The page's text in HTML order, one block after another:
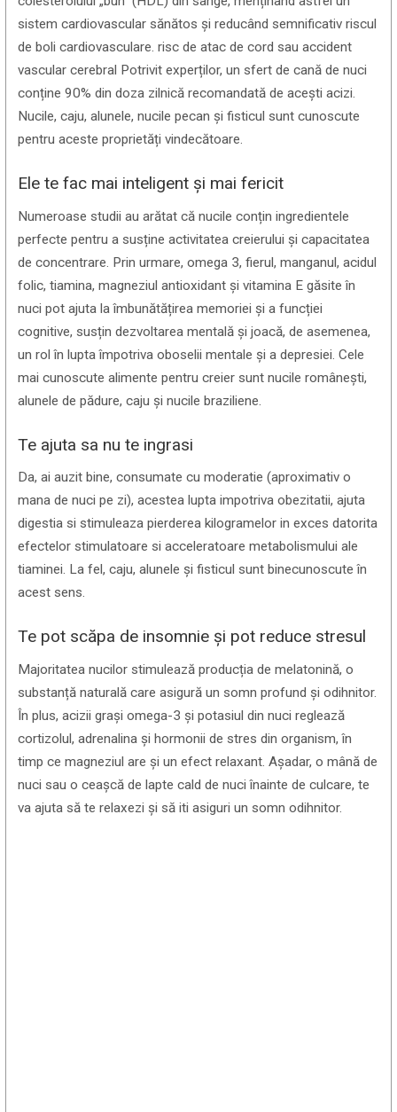
sistem cardiovascular sănătos și reducând semnificativ riscul
de boli cardiovasculare. risc de atac de cord sau accident
vascular cerebral Potrivit experților, un sfert de cană de nuci
conține 90% din doza zilnică recomandată de acești acizi.
Nucile, caju, alunele, nucile pecan și fisticul sunt cunoscute
pentru aceste proprietăți vindecătoare.
Ele te fac mai inteligent și mai fericit
Numeroase studii au arătat că nucile conțin ingredientele
perfecte pentru a susține activitatea creierului și capacitatea
de concentrare. Prin urmare, omega 3, fierul, manganul, acidul
folic, tiamina, magneziul antioxidant și vitamina E găsite în
nuci pot ajuta la îmbunătățirea memoriei și a funcției
cognitive, susțin dezvoltarea mentală și joacă, de asemenea,
un rol în lupta împotriva oboselii mentale și a depresiei. Cele
mai cunoscute alimente pentru creier sunt nucile românești,
alunele de pădure, caju și nucile braziliene.
Te ajuta sa nu te ingrasi
Da, ai auzit bine, consumate cu moderatie (aproximativ o
mana de nuci pe zi), acestea lupta impotriva obezitatii, ajuta
digestia si stimuleaza pierderea kilogramelor in exces datorita
efectelor stimulatoare si acceleratoare metabolismului ale
tiaminei. La fel, caju, alunele și fisticul sunt binecunoscute în
acest sens.
Te pot scăpa de insomnie și pot reduce stresul
Majoritatea nucilor stimulează producția de melatonină, o
substanță naturală care asigură un somn profund și odihnitor.
În plus, acizii grași omega-3 și potasiul din nuci reglează
cortizolul, adrenalina și hormonii de stres din organism, în
timp ce magneziul are și un efect relaxant. Așadar, o mână de
nuci sau o ceașcă de lapte cald de nuci înainte de culcare, te
va ajuta să te relaxezi și să iti asiguri un somn odihnitor.